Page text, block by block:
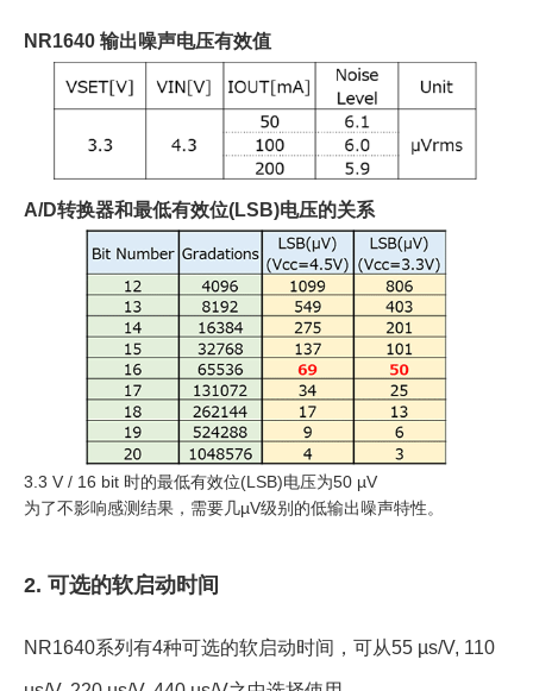
NR1640 输出噪声电压有效值
A/D转换器和最低有效位(LSB)电压的关系
3.3 V / 16 bit 时的最低有效位(LSB)电压为50 µV
为了不影响感测结果，需要几µV级别的低输出噪声特性。
2. 可选的软启动时间
NR1640系列有4种可选的软启动时间，可从55 µs/V, 110